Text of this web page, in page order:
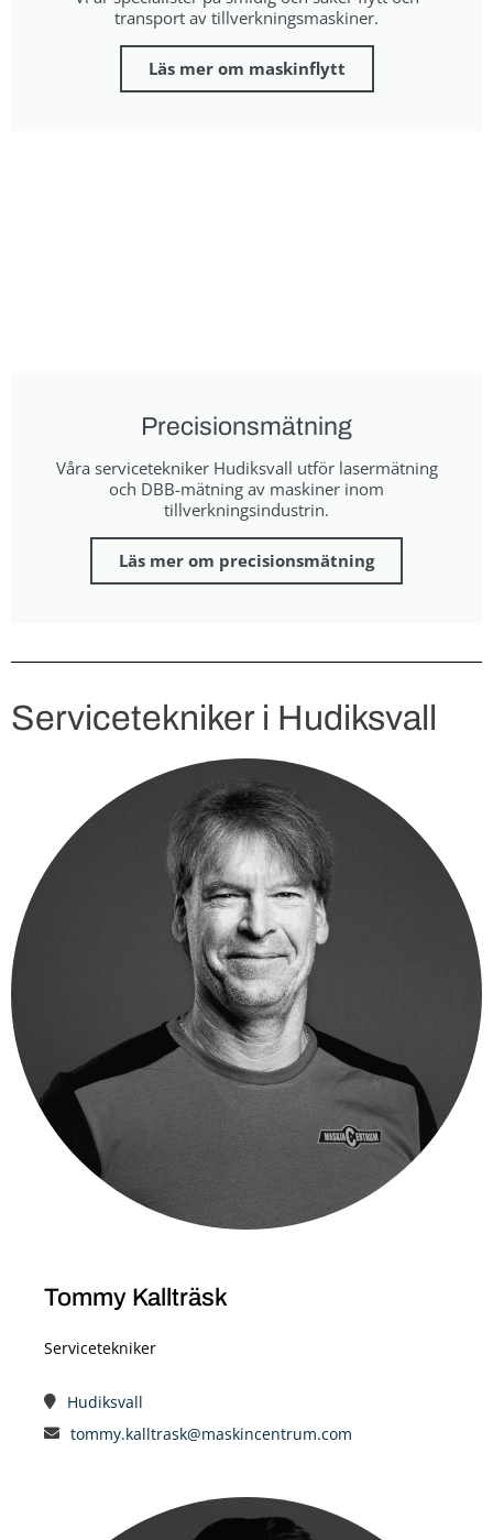
transport av tillverkningsmaskiner.
Läs mer om maskinflytt
Precisionsmätning
Våra servicetekniker Hudiksvall utför lasermätning
och DBB-mätning av maskiner inom
tillverkningsindustrin.
Läs mer om precisionsmätning
Servicetekniker i Hudiksvall
Tommy Kallträsk
Servicetekniker
Hudiksvall
tommy.kalltrask@maskincentrum.com